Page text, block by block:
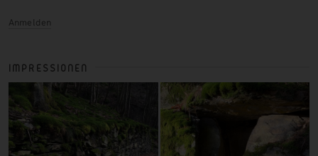
Anmelden
IMPRESSIONEN